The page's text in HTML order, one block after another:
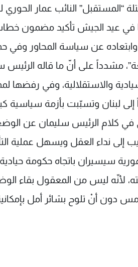
“المستقبل” النائب عمار الحوري
في عيد الجيش تأكيد مضمون خطاب
وابتعاده عن سياسة المحاور وفي
مشدداً على أنّ ما قاله
السيادية والاستقلالية، وفي
إلى لبنان وتسبّبت بأزمة سياسية
في كلام الرئيس سليمان عن
إلى نداء العقل ويسهل عملية
سيسيران باتجاه حكومة
لأنّه ليس من المعقول بقاء
دون أنْ تلوح بشائر أمل